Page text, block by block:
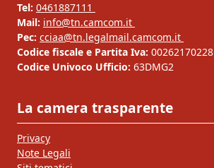
Tel: 0461887111
Mail: info@tn.camcom.it
Pec: cciaa@tn.legalmail.camcom.it
Codice fiscale e Partita Iva: 00262170228
Codice Univoco Ufficio: 63DMG2
La camera trasparente
Privacy
Note Legali